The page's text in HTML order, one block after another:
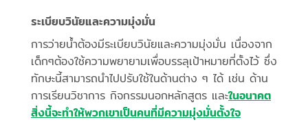
ระเบียบวินัยและความมุ่งมั่น
การว่ายน้ำต้องมีระเบียบวินัยและความมุ่งมั่น เนื่องจาก
เด็กๆต้องใช้ความพยายามเพื่อบรรลุเป้าหมายที่ตั้งไว้ ซึ่ง
ทักษะนี้สามารถนำไปปรับใช้ในด้านต่าง ๆ ได้ เช่น ด้าน
การเรียนวิชาการ กิจกรรมนอกหลักสูตร และในอนาคต
สิ่งนี้จะทำให้พวกเขาเป็นคนที่มีความมุ่งมั่นตั้งใจ